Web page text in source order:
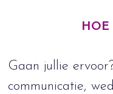
HOE
Gaan jullie
communicatie,